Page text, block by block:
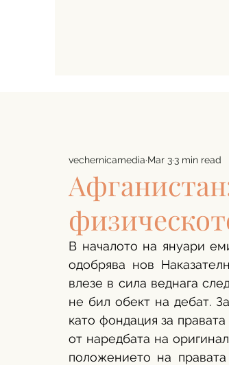
vechernicamedia Mar 33 min read
В началото на януари
одобрява нов
влезе в сила веднага
не бил обект на дебат.
като фондация за
от наредбата на
положението на